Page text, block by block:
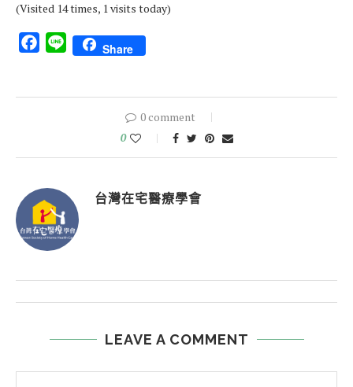
(Visited 14 times, 1 visits today)
Facebook
Line Share
0 comment
0
台灣在宅醫療學會
LEAVE A COMMENT